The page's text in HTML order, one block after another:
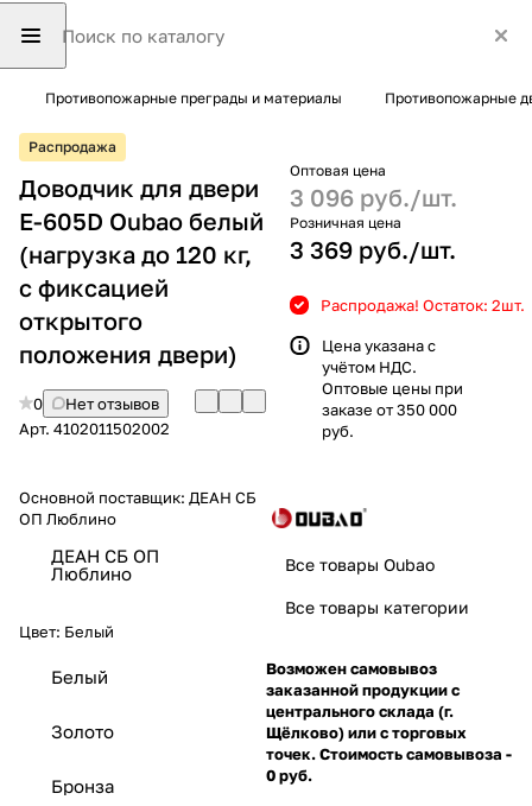
Противопожарные преграды и материалы Противопожарные
Распродажа
Доводчик для двери
Е-605D Oubao белый
(нагрузка до 120 кг,
с фиксацией
открытого
положения двери)
0
Нет отзывов
Арт. 4102011502002
Основной поставщик: ДЕАН СБ
ОП Люблино
ДЕАН СБ ОП
Люблино
Цвет: Белый
Белый
Золото
Бронза
Оптовая цена
3 096 руб./шт.
Розничная цена
3 369 руб./шт.
Распродажа! Остаток: 2шт.
Цена указана с
учётом НДС.
Оптовые цены при
заказе от 350 000
руб.
Все товары Oubao
Все товары категории
Возможен самовывоз
заказанной продукции с
центрального склада (г.
Щёлково) или с торговых
точек. Стоимость самовывоза -
0 руб.